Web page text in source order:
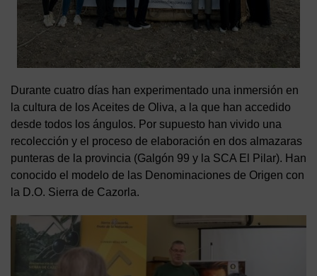
Durante cuatro días han experimentado una inmersión en
la cultura de los Aceites de Oliva, a la que han accedido
desde todos los ángulos. Por supuesto han vivido una
recolección y el proceso de elaboración en dos almazaras
punteras de la provincia (Galgón 99 y la SCA El Pilar). Han
conocido el modelo de las Denominaciones de Origen con
la D.O. Sierra de Cazorla.